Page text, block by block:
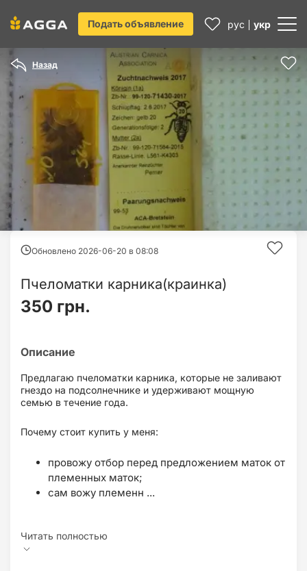
Подать объявление рус укр
Назад
Обновлено 2026-06-20 в 08:08
Пчеломатки карника(краинка)
350 грн.
Предлагаю пчеломатки карника, которые не заливают
гнездо на подсолнечнике и удерживают мощную
семью в течение года.
Почему стоит купить у меня:
провожу отбор перед предложением маток от
племенных маток;
сам вожу племенн ...